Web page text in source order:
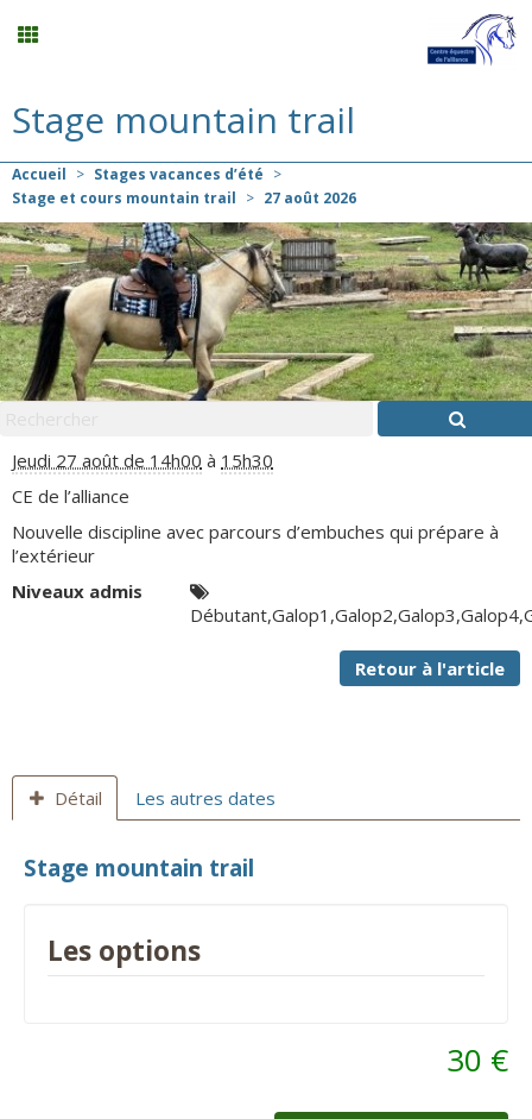
Compétition
Planning
Menu
Mon compte
Stage mountain trail
Accueil > Stages vacances d’été >
Stage et cours mountain trail > 27 août 2026
Jeudi 27 août de 14h00 à 15h30
CE de l’alliance
Nouvelle discipline avec parcours d’embuches qui prépare à
l’extérieur
Niveaux admis
Retour à l'article
Détail Les autres dates
Stage mountain trail
Les options
30 €